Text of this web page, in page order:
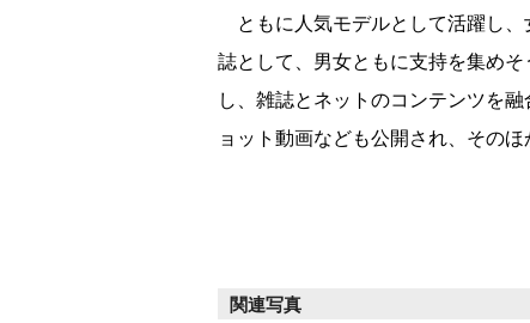
ともに人気モデルとして活躍し、
誌として、男女ともに支持を集め
し、雑誌とネットのコンテンツを
ョット動画なども公開され、その
関連写真